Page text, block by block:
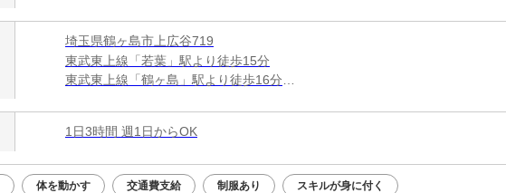
埼玉県鶴ヶ島市上広谷719
東武東上線「若葉」駅より徒歩15分
東武東上線「鶴ヶ島」駅より徒歩16分
1日3時間 週1日からOK
体を動かす 交通費支給 制服あり スキルが身に付く